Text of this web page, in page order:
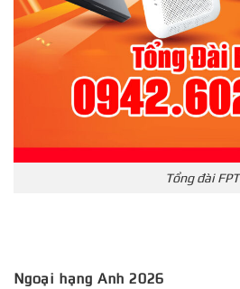
Tổng đài FPT
Ngoại hạng Anh 2026